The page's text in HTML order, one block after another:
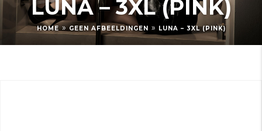
LUNA – 3XL (PINK)
HOME » GEEN AFBEELDINGEN » LUNA – 3XL (PINK)